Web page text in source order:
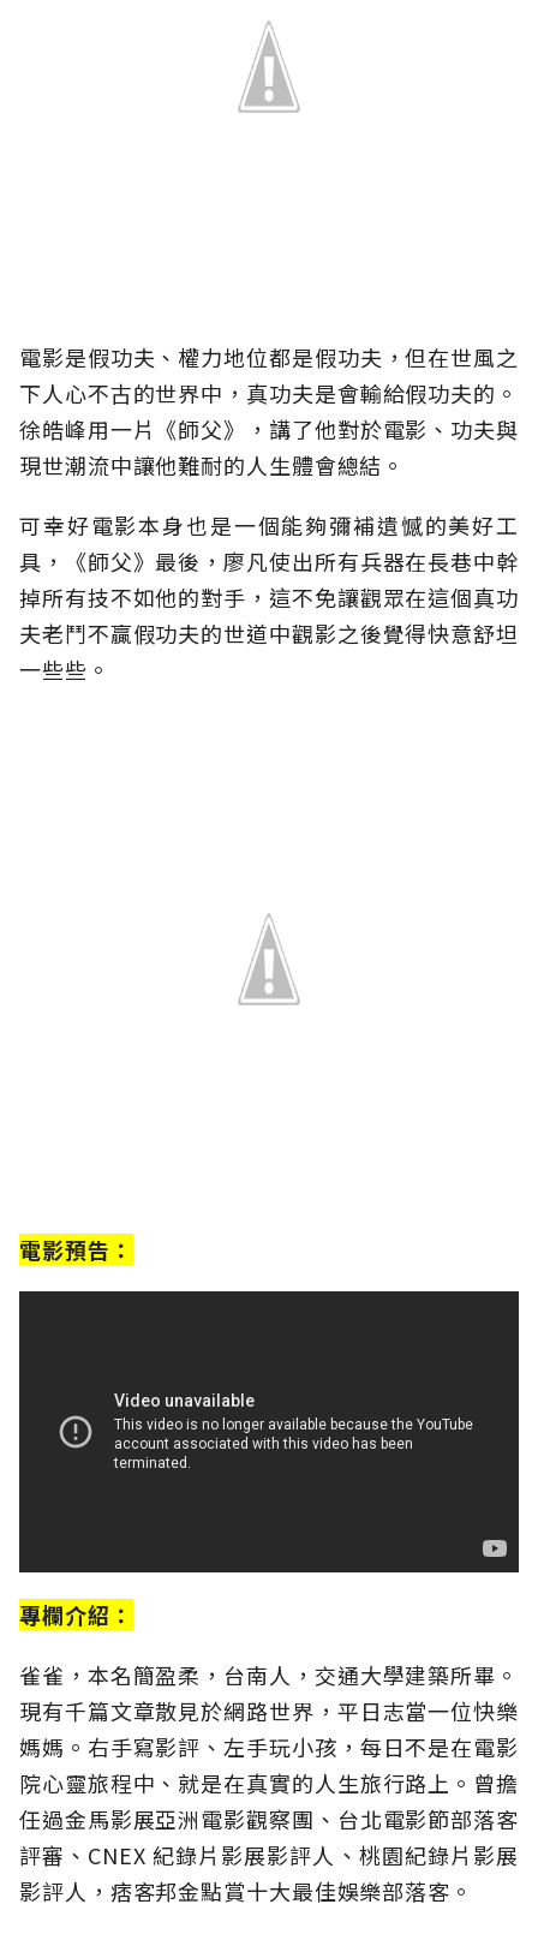
電影是假功夫、權力地位都是假功夫，但在世風之
下人心不古的世界中，真功夫是會輸給假功夫的。
徐皓峰用一片《師父》，講了他對於電影、功夫與
現世潮流中讓他難耐的人生體會總結。
可幸好電影本身也是一個能夠彌補遺憾的美好工
具，《師父》最後，廖凡使出所有兵器在長巷中幹
掉所有技不如他的對手，這不免讓觀眾在這個真功
夫老鬥不贏假功夫的世道中觀影之後覺得快意舒坦
一些些。
電影預告：
專欄介紹：
雀雀，本名簡盈柔，台南人，交通大學建築所畢。
現有千篇文章散見於網路世界，平日志當一位快樂
媽媽。右手寫影評、左手玩小孩，每日不是在電影
院心靈旅程中、就是在真實的人生旅行路上。曾擔
任過金馬影展亞洲電影觀察團、台北電影節部落客
評審、CNEX 紀錄片影展影評人、桃園紀錄片影展
影評人，痞客邦金點賞十大最佳娛樂部落客。